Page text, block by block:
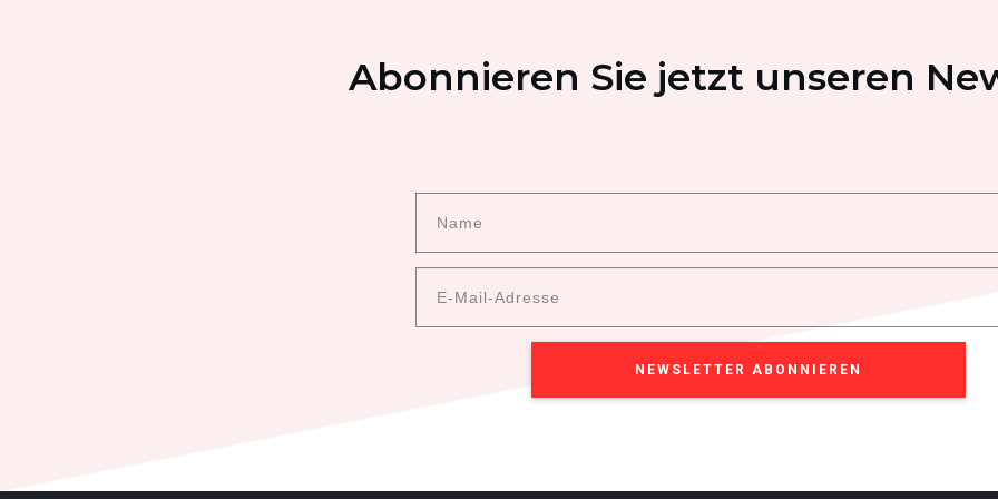
Abonnieren Sie jetzt unseren
NEWSLETTER ABONNIEREN